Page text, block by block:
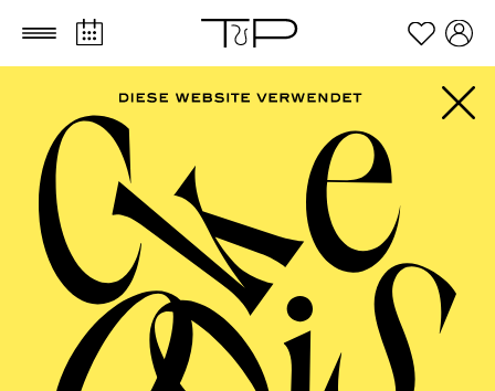
Zum Hauptinhalt springen Zum Footer springen
PHILHARMONIE